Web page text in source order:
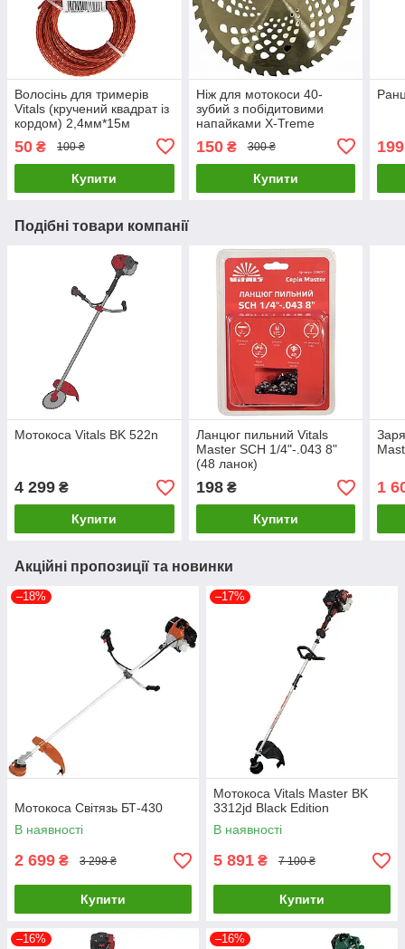
Волосінь для тримерів
Vitals (кручений квадрат із
кордом) 2,4мм*15м
50 ₴ 100 ₴
Купити
Ніж для мотокоси 40-
зубий з побідитовими
напайками X-Treme
150₴ 300 ₴
Купити
199
Подібні товари компанії
Мотокоса Vitals BK 522n
4 299 ₴
Купити
Ланцюг пильний Vitals
Master SСH 1/4"-.043 8"
(48 ланок)
198₴
Купити
1
Акційні пропозиції та новинки
–18%
Мотокоса Світязь БТ-430
В наявності
2 699 ₴ 3 298 ₴
Купити
–17%
Мотокоса Vitals Master BK
3312jd Black Edition
В наявності
5 891 ₴ 7 100 ₴
Купити
–16% –16%